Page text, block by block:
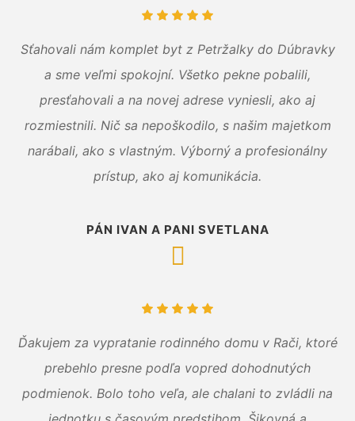
Sťahovali nám komplet byt z Petržalky do Dúbravky
a sme veľmi spokojní. Všetko pekne pobalili,
presťahovali a na novej adrese vyniesli, ako aj
rozmiestnili. Nič sa nepoškodilo, s našim majetkom
narábali, ako s vlastným. Výborný a profesionálny
prístup, ako aj komunikácia.
PÁN IVAN A PANI SVETLANA
Ďakujem za vypratanie rodinného domu v Rači, ktoré
prebehlo presne podľa vopred dohodnutých
podmienok. Bolo toho veľa, ale chalani to zvládli na